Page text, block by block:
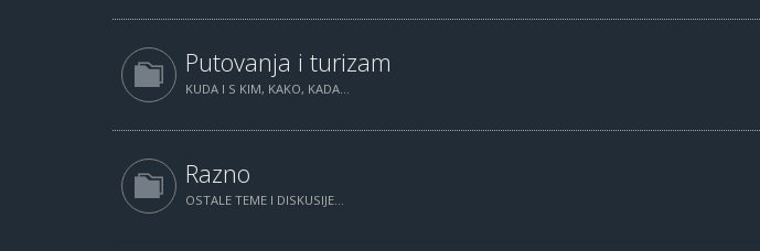
Putovanja i turizam
KUDA I S KIM, KAKO, KADA...
Razno
OSTALE TEME I DISKUSIJE...